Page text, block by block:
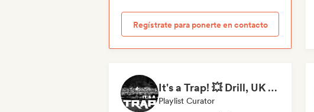
Regístrate para ponerte en contacto
It's a Trap! 💥 Drill, UK Drill & Hard-Hitting Trap
Playlist Curator